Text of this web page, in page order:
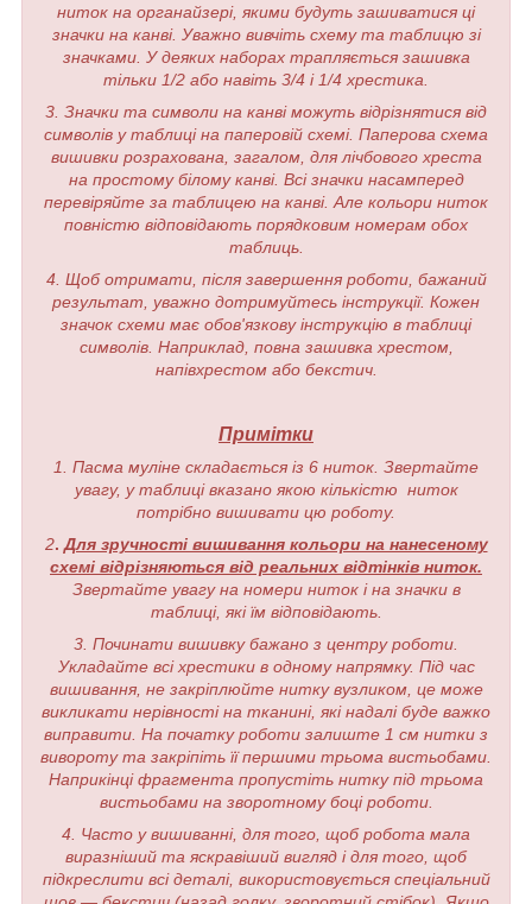
ниток на органайзері, якими будуть зашиватися ці
значки на канві. Уважно вивчіть схему та таблицю зі
значками. У деяких наборах трапляється зашивка
тільки 1/2 або навіть 3/4 і 1/4 хрестика.
3. Значки та символи на канві можуть відрізнятися від
символів у таблиці на паперовій схемі. Паперова схема
вишивки розрахована, загалом, для лічбового хреста
на простому білому канві. Всі значки насамперед
перевіряйте за таблицею на канві. Але кольори ниток
повністю відповідають порядковим номерам обох
таблиць.
4. Щоб отримати, після завершення роботи, бажаний
результат, уважно дотримуйтесь інструкції. Кожен
значок схеми має обов'язкову інструкцію в таблиці
символів. Наприклад, повна зашивка хрестом,
напівхрестом або бекстич.
Примітки
1. Пасма муліне складається із 6 ниток. Звертайте
увагу, у таблиці вказано якою кількістю ниток
потрібно вишивати цю роботу.
2. Для зручності вишивання кольори на нанесеному
схемі відрізняються від реальних відтінків ниток.
Звертайте увагу на номери ниток і на значки в
таблиці, які їм відповідають.
3. Починати вишивку бажано з центру роботи.
Укладайте всі хрестики в одному напрямку. Під час
вишивання, не закріплюйте нитку вузликом, це може
викликати нерівності на тканині, які надалі буде важко
виправити. На початку роботи залиште 1 см нитки з
вивороту та закріпіть її першими трьома вистьобами.
Наприкінці фрагмента пропустіть нитку під трьома
вистьобами на зворотному боці роботи.
4. Часто у вишиванні, для того, щоб робота мала
виразніший та яскравіший вигляд і для того, щоб
підкреслити всі деталі, використовується спеціальний